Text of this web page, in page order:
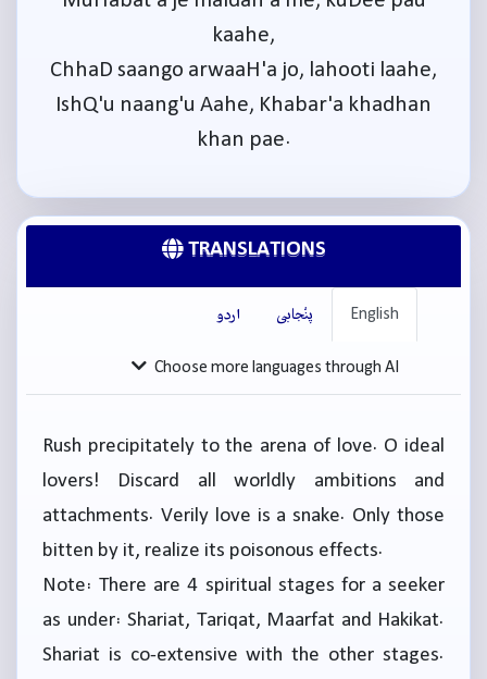
kaahe,
ChhaD saango arwaaH'a jo, lahooti laahe,
IshQ'u naang'u Aahe, Khabar'a khadhan
khan pae.
TRANSLATIONS
English پنْجابی اردو
Choose more languages through AI
Rush precipitately to the arena of love. O ideal
lovers! Discard all worldly ambitions and
attachments. Verily love is a snake. Only those
bitten by it, realize its poisonous effects.
Note: There are 4 spiritual stages for a seeker
as under: Shariat, Tariqat, Maarfat and Hakikat.
Shariat is co-extensive with the other stages.